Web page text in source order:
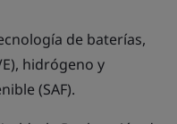
de baterías,
hidrógeno y
(SAF).